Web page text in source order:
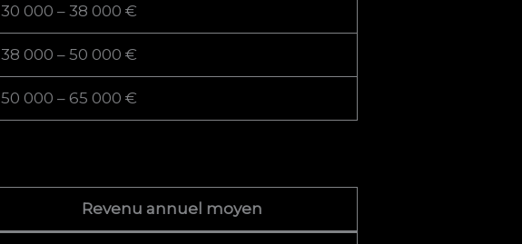
30 000 – 38 000 €
38 000 – 50 000 €
50 000 – 65 000 €
Revenu annuel moyen